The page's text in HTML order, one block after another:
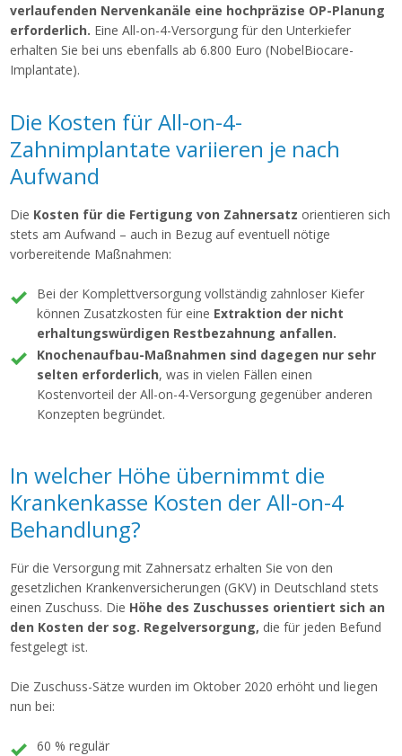
verlaufenden Nervenkanäle eine hochpräzise OP-Planung
erforderlich. Eine All-on-4-Versorgung für den Unterkiefer
erhalten Sie bei uns ebenfalls ab 6.800 Euro (NobelBiocare-
Implantate).
Die Kosten für All-on-4-
Zahnimplantate variieren je nach
Aufwand
Die Kosten für die Fertigung von Zahnersatz orientieren sich
stets am Aufwand – auch in Bezug auf eventuell nötige
vorbereitende Maßnahmen:
Bei der Komplettversorgung vollständig zahnloser Kiefer
können Zusatzkosten für eine Extraktion der nicht
erhaltungswürdigen Restbezahnung anfallen.
Knochenaufbau-Maßnahmen sind dagegen nur sehr
selten erforderlich, was in vielen Fällen einen
Kostenvorteil der All-on-4-Versorgung gegenüber anderen
Konzepten begründet.
In welcher Höhe übernimmt die
Krankenkasse Kosten der All-on-4
Behandlung?
Für die Versorgung mit Zahnersatz erhalten Sie von den
gesetzlichen Krankenversicherungen (GKV) in Deutschland stets
einen Zuschuss. Die Höhe des Zuschusses orientiert sich an
den Kosten der sog. Regelversorgung, die für jeden Befund
festgelegt ist.
Die Zuschuss-Sätze wurden im Oktober 2020 erhöht und liegen
nun bei:
60 % regulär